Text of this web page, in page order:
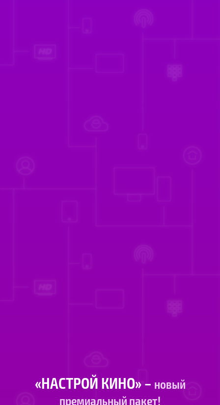
«НАСТРОЙ КИНО» – новый
премиальный пакет!